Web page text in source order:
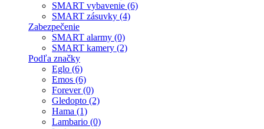
SMART vybavenie (6)
SMART zásuvky (4)
Zabezpečenie
SMART alarmy (0)
SMART kamery (2)
Podľa značky
Eglo (6)
Emos (6)
Forever (0)
Gledopto (2)
Hama (1)
Lambario (0)